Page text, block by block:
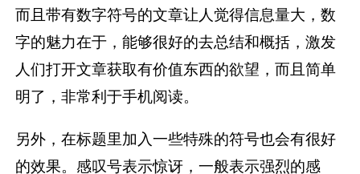
而且带有数字符号的文章让人觉得信息量大，数
字的魅力在于，能够很好的去总结和概括，激发
人们打开文章获取有价值东西的欲望，而且简单
明了，非常利于手机阅读。
另外，在标题里加入一些特殊的符号也会有很好
的效果。感叹号表示惊讶，一般表示强烈的感